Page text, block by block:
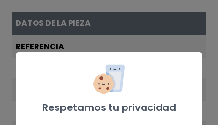
DATOS DE LA PIEZA
REFERENCIA
Respetamos tu privacidad